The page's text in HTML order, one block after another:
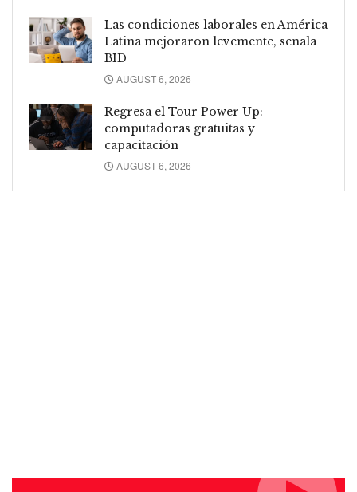
Las condiciones laborales en América
Latina mejoraron levemente, señala
BID
AUGUST 6, 2026
Regresa el Tour Power Up:
computadoras gratuitas y
capacitación
AUGUST 6, 2026